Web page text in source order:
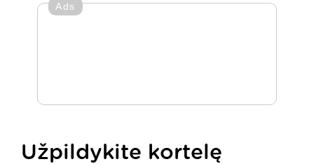
Ads
Užpildykite kortelę